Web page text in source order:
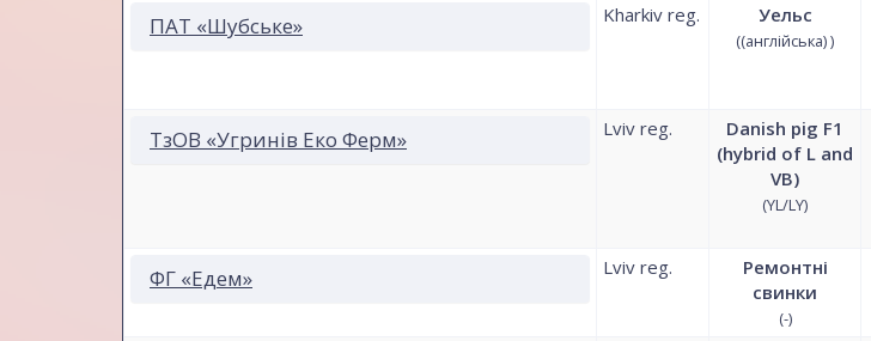
ПАТ «Шубське» Kharkiv reg. Уельс
((англійська) )
ТзОВ «Угринів Еко Ферм» Lviv reg.
Danish pig F1
(hybrid of L and
VB)
(YL/LY)
ФГ «Едем» Lviv reg.
Ремонтні
свинки
(-)